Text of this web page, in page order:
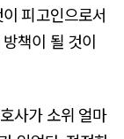
피고인으로서
책이 될 것이
사가 소위 얼마